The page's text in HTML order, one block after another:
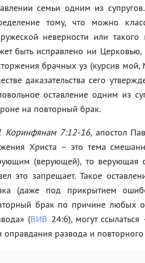
семьи одним из
тому, что можно
неверности или
быть исправлено ни
брачных уз (курсив
даказательства сего
оставление одним из
на повторный брак.
Коринфянам 7:12-16, апостол
Христа – это тема
(верующей), то верующая
это запрещает. Такое
(даже под прикрытием
брак по причине любых
(ВИВ 24:6), могут
оправдания развода и